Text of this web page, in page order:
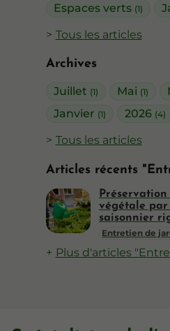
Espaces verts (1)
Tous les articles
Archives
Juillet (1) Mai (1)
Janvier (1) 2026 (4)
Tous les articles
Articles récents
Entretien de
végétale par
saisonnier
Plus d'articles